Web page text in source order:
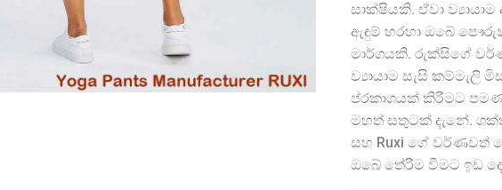
සාක්ෂියකි. ඒවා
ඇඳුම් හරහා ඔබේ
මාර්ගයකි. රුක්සිගේ
ව්‍යායාම සැසි
ප්රකාශයක් කිරීමට
මහත් සතුටක් දැනේ.
සහ Ruxi ගේ වර්ණවත්
ඔබේ තේරීම වීමට ඉඩ